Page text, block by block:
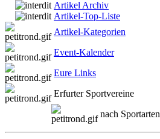
Artikel Archiv
Artikel-Top-Liste
Artikel-Kategorien
Event-Kalender
Eure Links
Erfurter Sportvereine
nach Sportarten